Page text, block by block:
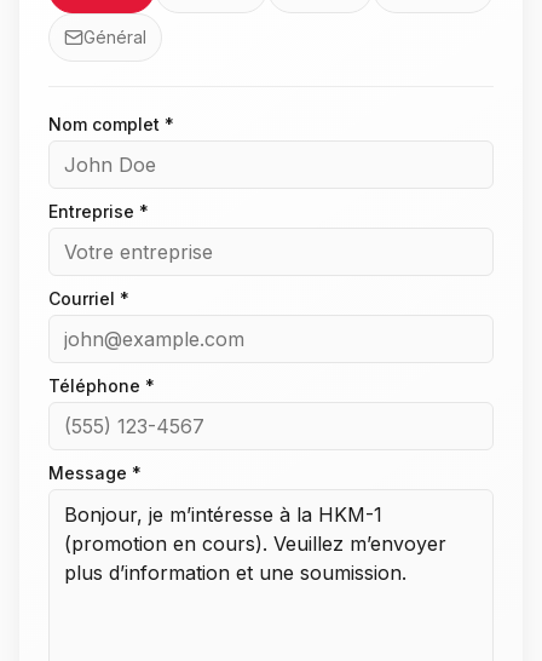
Général
Nom complet *
Entreprise *
Courriel *
Téléphone *
Message *